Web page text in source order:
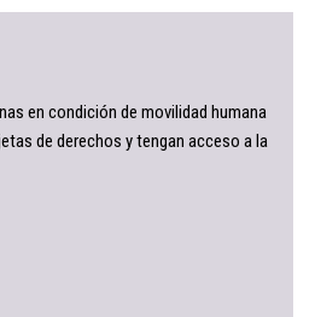
en condición de movilidad humana
de derechos y tengan acceso a la